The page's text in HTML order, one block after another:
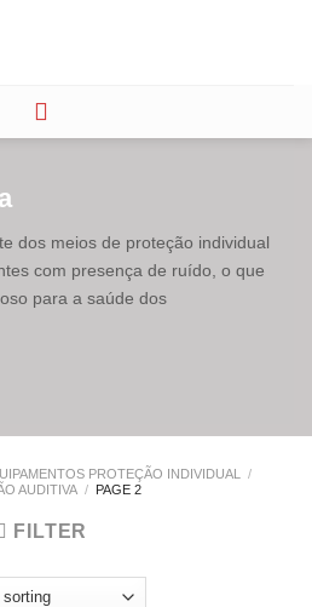
dos meios de proteção individual
com presença de ruído, o que
para a saúde dos
PROTEÇÃO INDIVIDUAL
/
AUDITIVA / PAGE 2
FILTER